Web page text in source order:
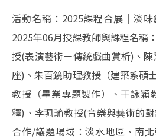
活動名稱：2025課程合展｜淡味創生見里山日期時間：
2025年06月授課教師與課程名稱
授(表演藝術－傳統戲曲賞析)、
座)、朱百鏡助理教授（建築系碩
教授（畢業專題製作）、干詠穎
釋)、李珮瑜教授(音樂與藝術的
合作/議題場域：淡水地區、南北